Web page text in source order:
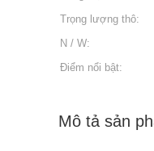
Trọng lượng thô:
N / W:
Điểm nổi bật:
Mô tả sản